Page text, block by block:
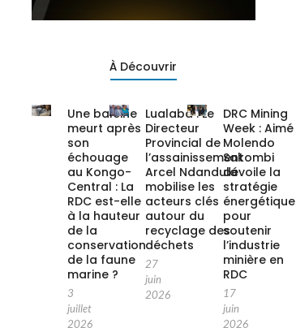
À Découvrir
Une baleine
meurt après
son
échouage
au Kongo-
Central : La
RDC est-elle
à la hauteur
de la
conservation
de la faune
marine ?
3
juillet
2026
Lualaba : Le
Directeur
Provincial de
l’assainissement
Arcel Ndandula
mobilise les
acteurs clés
autour du
recyclage des
déchets
27
juin
2026
DRC Mining
Week : Aimé
Molendo
Sakombi
dévoile la
stratégie
énergétique
pour
soutenir
l’industrie
minière en
RDC
17
juin
2026